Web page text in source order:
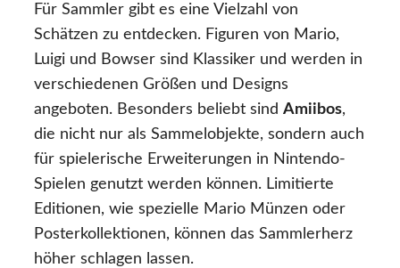
Für Sammler gibt es eine Vielzahl von
Schätzen zu entdecken. Figuren von Mario,
Luigi und Bowser sind Klassiker und werden in
verschiedenen Größen und Designs
angeboten. Besonders beliebt sind Amiibos,
die nicht nur als Sammelobjekte, sondern auch
für spielerische Erweiterungen in Nintendo-
Spielen genutzt werden können. Limitierte
Editionen, wie spezielle Mario Münzen oder
Posterkollektionen, können das Sammlerherz
höher schlagen lassen.